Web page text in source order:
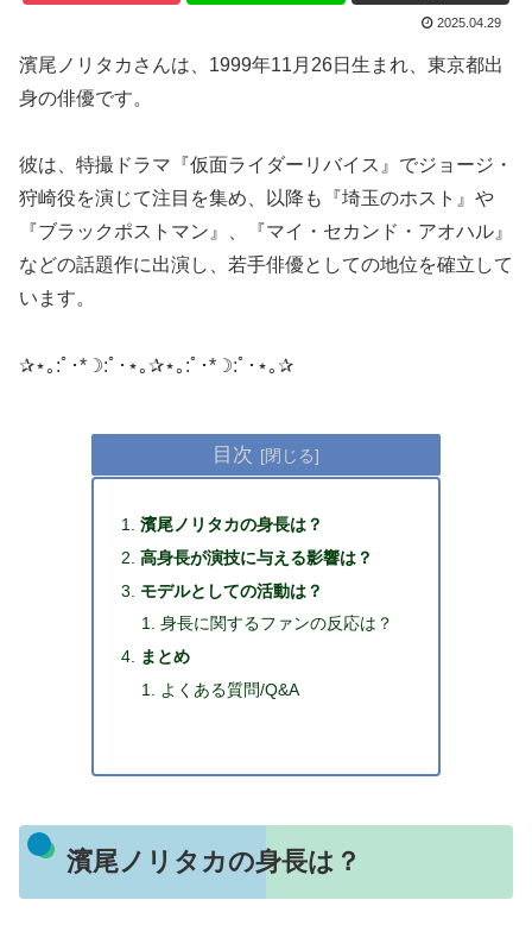
2025.04.29
濱尾ノリタカさんは、1999年11月26日生まれ、東京都出
身の俳優です。
彼は、特撮ドラマ『仮面ライダーリバイス』でジョージ・
狩崎役を演じて注目を集め、以降も『埼玉のホスト』や
『ブラックポストマン』、『マイ・セカンド・アオハル』
などの話題作に出演し、若手俳優としての地位を確立して
います。
​✰⋆｡:ﾟ･*☽:ﾟ･⋆｡✰⋆｡:ﾟ･*☽:ﾟ･⋆｡✰
目次
濱尾ノリタカの身長は？
高身長が演技に与える影響は？
モデルとしての活動は？
身長に関するファンの反応は？
まとめ
よくある質問/Q&A
濱尾ノリタカの身長は？